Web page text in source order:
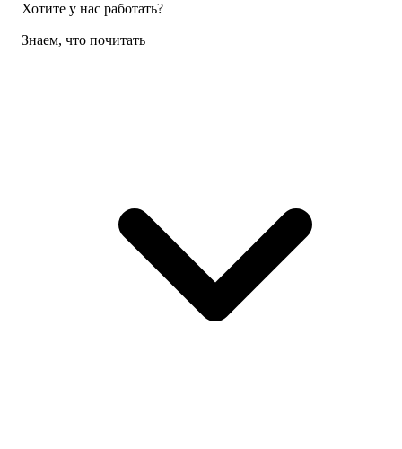
Хотите у нас работать?
Знаем, что почитать